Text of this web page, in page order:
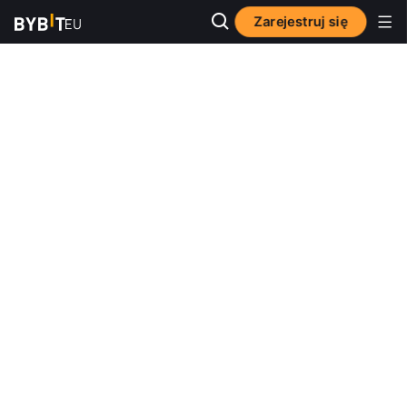
Zarejestruj się